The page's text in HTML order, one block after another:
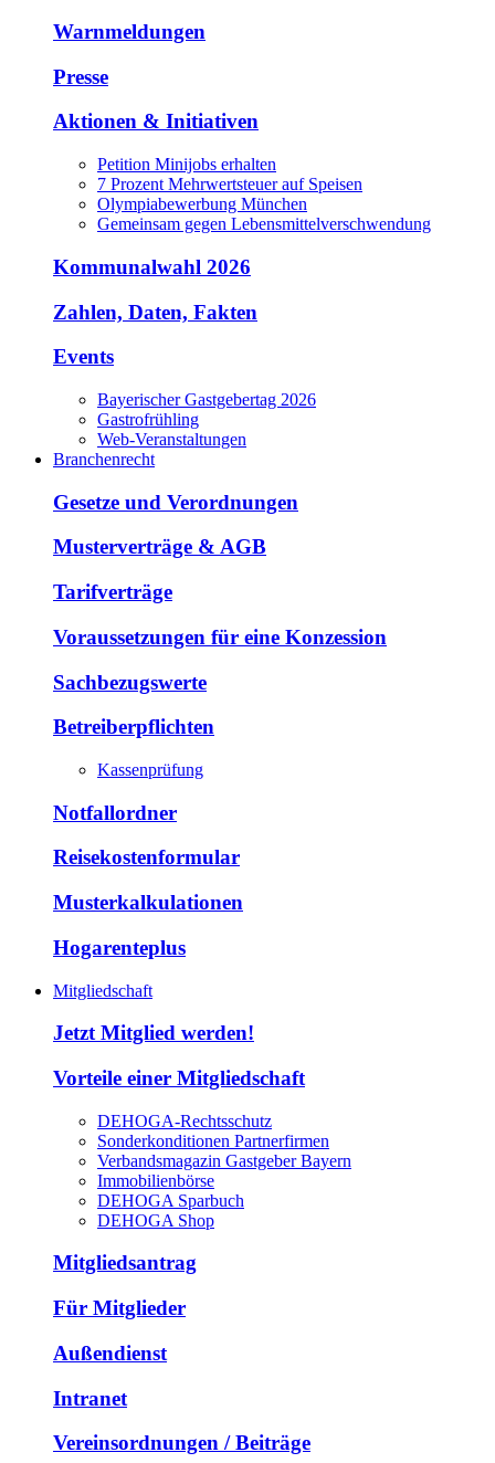
Warnmeldungen
Presse
Aktionen & Initiativen
Petition Minijobs erhalten
7 Prozent Mehrwertsteuer auf Speisen
Olympiabewerbung München
Gemeinsam gegen Lebensmittelverschwendung
Kommunalwahl 2026
Zahlen, Daten, Fakten
Events
Bayerischer Gastgebertag 2026
Gastrofrühling
Web-Veranstaltungen
Branchenrecht
Gesetze und Verordnungen
Musterverträge & AGB
Tarifverträge
Voraussetzungen für eine Konzession
Sachbezugswerte
Betreiberpflichten
Kassenprüfung
Notfallordner
Reisekostenformular
Musterkalkulationen
Hogarenteplus
Mitgliedschaft
Jetzt Mitglied werden!
Vorteile einer Mitgliedschaft
DEHOGA-Rechtsschutz
Sonderkonditionen Partnerfirmen
Verbandsmagazin Gastgeber Bayern
Immobilienbörse
DEHOGA Sparbuch
DEHOGA Shop
Mitgliedsantrag
Für Mitglieder
Außendienst
Intranet
Vereinsordnungen / Beiträge